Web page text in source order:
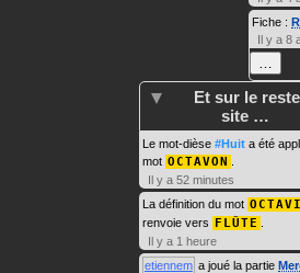
Fiche :
Il y a 8
Et sur le
site …
Le mot-dièse #Huit a été
mot OCTAVON
Il y a 52 minutes
La définition du mot
renvoie vers FLÛTE
Il y a 1 heure
etiennem a joué la partie